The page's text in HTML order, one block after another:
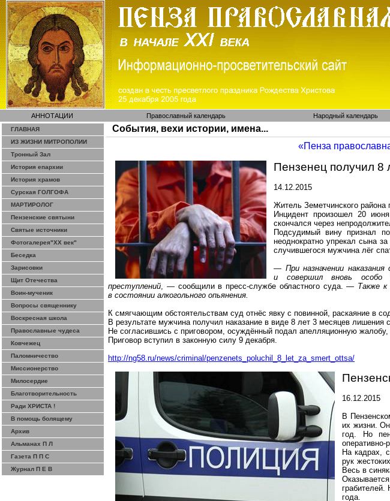
АННОТАЦИИ Православный календарь Народный календарь
ГЛАВНАЯ
ИЗ ЖИЗНИ МИТРОПОЛИИ
Тронный Зал
История епархии
История храмов
Сурская ГОЛГОФА
МАРТИРОЛОГ
Пензенские святыни
Святые источники
Фотогалерея"ХХ век"
Беседка
Зарисовки
Щит Отечества
Воин-мученик
Вопросы священнику
Воскресная школа
Православные чудеса
Ковчежец
Паломничество
Миссионерство
Милосердие
Благотворительность
Ради ХРИСТА !
В помощь болящему
Архив
Альманах П Л
Газета П П С
Журнал П Е В
События, вехи истории, имена...
«Пенза
Пензенец получил 8
14.12.2015
Житель Земетчинского района
Инцидент произошел 20
скончался через
Подсудимый вину признал
неоднократно упрекал сына
случившегося мужчина лёг
— При назначении
и совершил вновь особо
преступлений, — сообщили в пресс-службе областного суда. — Также
в состоянии алкогольного опьянения.
К смягчающим обстоятельствам суд отнёс явку с повинной, раскаяние в
В результате мужчина получил наказание в виде 8 лет 3 месяцев
Не согласившись с приговором, осуждённый подал апелляционную
Приговор вступил в законную силу 9 декабря.
http://ng58.ru/news/criminal/penzenets_poluchil_8_let_za_smert_ottsa/
16.12.2015
В
их жизни.
год. Но
оперативно-
На кадрах,
рук
Весь в
грабителей.
года.